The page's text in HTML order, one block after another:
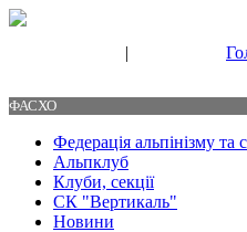
|
ФАСХО
Федерація альпінізму та
Альпклуб
Клуби, секції
СК "Вертикаль"
Новини